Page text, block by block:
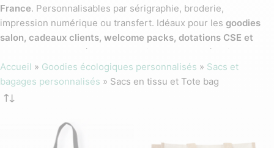
France. Personnalisables par sérigraphie, broderie,
impression numérique ou transfert. Idéaux pour les goodies
salon, cadeaux clients, welcome packs, dotations CSE et
. Découvrez aussi nos sous-catégories : tote
bag bio, tote bag recyclé, sac shopping et sac cabas.
Accueil » Goodies écologiques personnalisés » Sacs et
bagages personnalisés » Sacs en tissu et Tote bag